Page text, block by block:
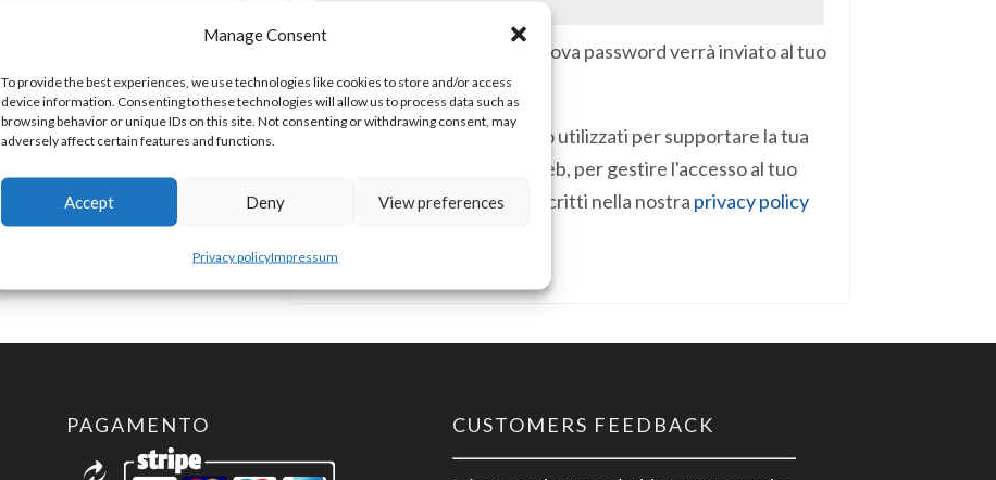
Manage Consent
To provide the best experiences, we use technologies like cookies to store and/or access
device information. Consenting to these technologies will allow us to process data such as
browsing behavior or unique IDs on this site. Not consenting or withdrawing consent, may
adversely affect certain features and functions.
Accept Deny View preferences
Privacy policyImpressum
Un link per impostare una nuova password verrà inviato al tuo
indirizzo email.
I tuoi dati personali verranno utilizzati per supportare la tua
esperienza su questo sito web, per gestire l'accesso al tuo
account e per altri scopi descritti nella nostra privacy policy
PAGAMENTO CUSTOMERS FEEDBACK